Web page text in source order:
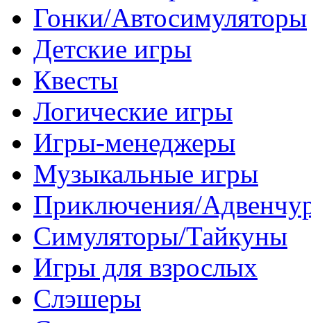
Гонки/Автосимуляторы
Детские игры
Квесты
Логические игры
Игры-менеджеры
Музыкальные игры
Приключения/
Симуляторы/Тайкуны
Игры для взрослых
Слэшеры